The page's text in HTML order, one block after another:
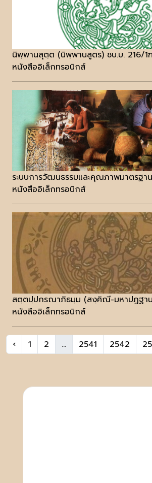
นิพฺพานสุตฺต (นิพฺพานสูตร) ชบ.บ. 216/1ฑ
หนังสืออิเล็กทรอนิกส์
ระบบการวัฒนธรรมและคุณภาพมาตรฐาน
หนังสืออิเล็กทรอนิกส์
สตฺตปฺปกรณาภิธมฺม (สงฺคิณี-มหาปฎฐาน
หนังสืออิเล็กทรอนิกส์
‹ 1 2 ... 2541 2542